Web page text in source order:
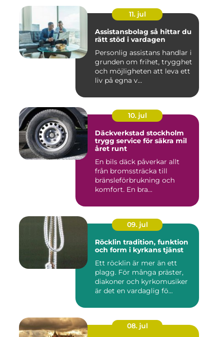
11. jul
Assistansbolag så hittar du
rätt stöd i vardagen
Personlig assistans handlar i
grunden om frihet, trygghet
och möjligheten att leva ett
liv på egna v...
10. jul
Däckverkstad stockholm
trygg service för säkra mil
året runt
En bils däck påverkar allt
från bromssträcka till
bränsleförbrukning och
komfort. En bra
09. jul
Röcklin tradition, funktion
och form i kyrkans tjänst
Ett röcklin är mer än ett
plagg. För många präster,
diakoner och kyrkomusiker
är det en vardaglig fö...
08. jul